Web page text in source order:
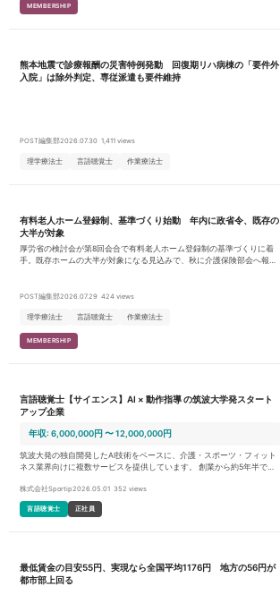
MEMBERSHIP
熊本地震で診療報酬の災害特例発動 回復期リハ病棟の「要件外
入院」は除外判定、専従派遣も要件維持
POST編集部2026.07.30 1,411 views
理学療法士 言語聴覚士 作業療法士
有料老人ホーム登録制、基準づくり始動 年内に政省令、既存の
大半が対象
厚労省の検討会が第8回会合で有料老人ホーム登録制の基準づくりに着
手。既存ホームの大半が対象になる見込みで、秋に介護保険部会へ報告
POST編集部2026.07.29 424 views
理学療法士 言語聴覚士 作業療法士
MEMBERSHIP
言語聴覚士【サイエンス】AI × 動作指導 の筑波大学発スタート
アップ企業
年収: 6,000,000円 〜 12,000,000円
筑波大発の独自開発したAI技術をベースに、介護・スポーツ・フィット
ネス業界向けに複数サービスを提供しています。 創業から約5年半で、A
会社・自治体との連携や共同研究、実証実験を通じ、ヘルスケア領域の
新規事業を構築。得られた技術アセットをベースに、クライアントの声
を汎用的に拾い上げ、介護・スポーツ・フィットネス業界向けに複数サ
ます。 ・リハケア： https://rehacareai.com/ 介護・デイサービス向け介
護支援アプリ。AI身体分析・訓練プランの自動生成から、最新の介護保
株式会社Sportip2026.05.01 352 views
言語聴覚士 正社員
最低賃金の目安55円、実現なら全国平均1176円 地方の56円が
都市部上回る